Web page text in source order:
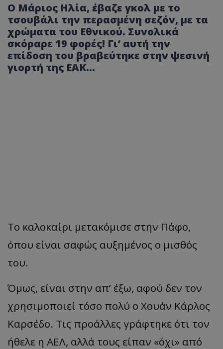
O Mάριος Ηλία, έβαζε γκολ με το
τσουβάλι την περασμένη σεζόν, με τα
χρώματα του Εθνικού. Συνολικά
σκόραρε 19 φορές! Γι’ αυτή την
επίδοση του βραβεύτηκε στην ψεσινή
γιορτή της ΕΑΚ...
Το καλοκαίρι μετακόμισε στην Πάφο,
όπου είναι σαφώς αυξημένος ο μισθός
του.
Όμως, είναι στην απ’ έξω, αφού δεν τον
χρησιμοποιεί τόσο πολύ ο Χουάν Κάρλος
Καρσέδο. Τις προάλλες γράφτηκε ότι τον
ήθελε η ΑΕΛ, αλλά τους είπαν «όχι» από